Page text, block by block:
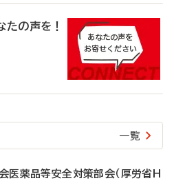
の声を！
一覧
薬品等安全対策部会（厚労省H